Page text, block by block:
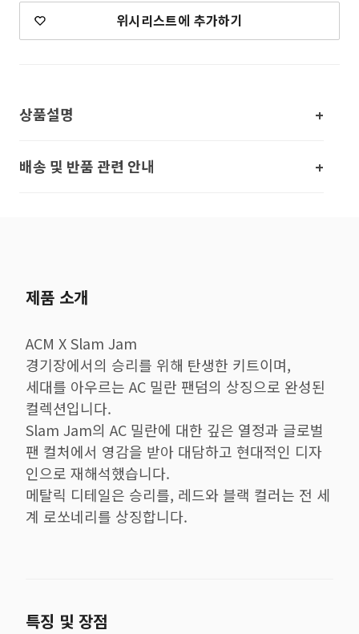
위시리스트에 추가하기
상품설명
배송 및 반품 관련 안내
제품 소개
ACM X Slam Jam
경기장에서의 승리를 위해 탄생한 키트이며,
세대를 아우르는 AC 밀란 팬덤의 상징으로 완성된
컬렉션입니다.
Slam Jam의 AC 밀란에 대한 깊은 열정과 글로벌
팬 컬처에서 영감을 받아 대담하고 현대적인 디자
인으로 재해석했습니다.
메탈릭 디테일은 승리를, 레드와 블랙 컬러는 전 세
계 로쏘네리를 상징합니다.
특징 및 장점